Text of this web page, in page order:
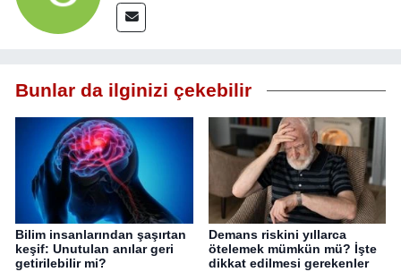
Bunlar da ilginizi çekebilir
Bilim insanlarından şaşırtan
keşif: Unutulan anılar geri
getirilebilir mi?
Demans riskini yıllarca
ötelemek mümkün mü? İşte
dikkat edilmesi gerekenler